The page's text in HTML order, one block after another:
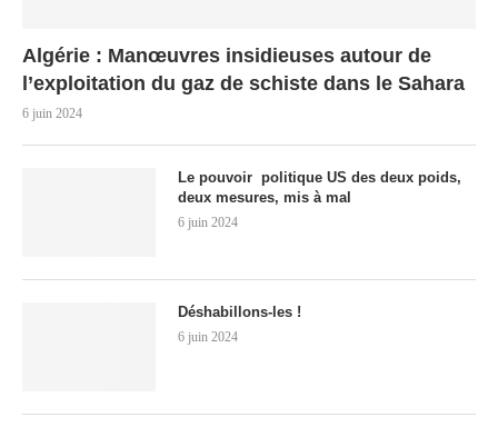
Algérie : Manœuvres insidieuses autour de
l’exploitation du gaz de schiste dans le Sahara
6 juin 2024
Le pouvoir politique US des deux poids,
deux mesures, mis à mal
6 juin 2024
Déshabillons-les !
6 juin 2024